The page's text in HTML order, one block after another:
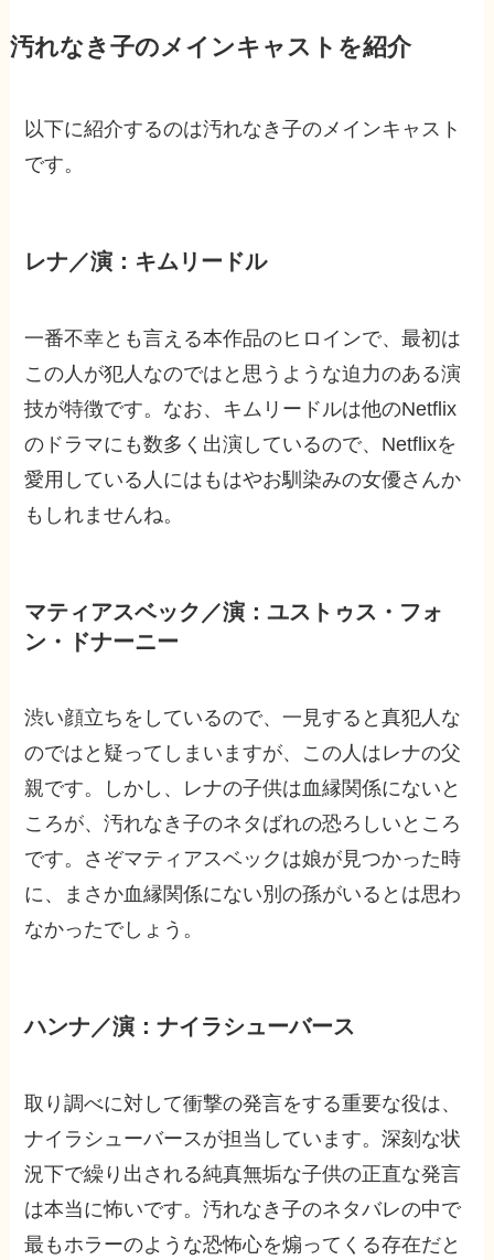
汚れなき子のメインキャストを紹介
以下に紹介するのは汚れなき子のメインキャスト
です。
レナ／演：キムリードル
一番不幸とも言える本作品のヒロインで、最初は
この人が犯人なのではと思うような迫力のある演
技が特徴です。なお、キムリードルは他のNetflix
のドラマにも数多く出演しているので、Netflixを
愛用している人にはもはやお馴染みの女優さんか
もしれませんね。
マティアスベック／演：ユストゥス・フォ
ン・ドナーニー
渋い顔立ちをしているので、一見すると真犯人な
のではと疑ってしまいますが、この人はレナの父
親です。しかし、レナの子供は血縁関係にないと
ころが、汚れなき子のネタばれの恐ろしいところ
です。さぞマティアスベックは娘が見つかった時
に、まさか血縁関係にない別の孫がいるとは思わ
なかったでしょう。
ハンナ／演：ナイラシューバース
取り調べに対して衝撃の発言をする重要な役は、
ナイラシューバースが担当しています。深刻な状
況下で繰り出される純真無垢な子供の正直な発言
は本当に怖いです。汚れなき子のネタバレの中で
最もホラーのような恐怖心を煽ってくる存在だと